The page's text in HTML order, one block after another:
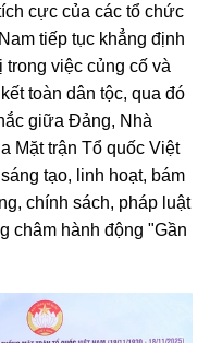
cực của các tổ chức
tiếp tục khẳng định
trong việc củng cố và
toàn dân tộc, qua đó
giữa Đảng, Nhà
Mặt trận Tổ quốc Việt
tạo, linh hoạt, bám
chính sách, pháp luật
châm hành động "Gần